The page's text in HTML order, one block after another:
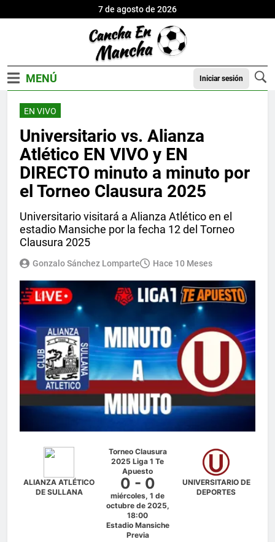
7 de agosto de 2026
Iniciar sesión
EN VIVO
Universitario vs. Alianza
Atlético EN VIVO y EN
DIRECTO minuto a minuto por
el Torneo Clausura 2025
Universitario visitará a Alianza Atlético en el
estadio Mansiche por la fecha 12 del Torneo
Clausura 2025
Gonzalo Sánchez Lomparte Hace 10 Meses
ALIANZA ATLÉTICO
DE SULLANA
Torneo Clausura
2025 Liga 1 Te
Apuesto
0 - 0
miércoles, 1 de
octubre de 2025,
18:00
Estadio Mansiche
Previa
UNIVERSITARIO DE
DEPORTES